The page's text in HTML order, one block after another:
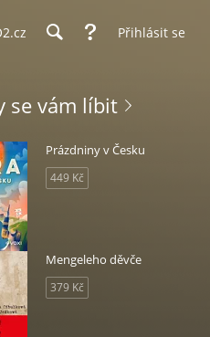
Přihlásit se
se vám líbit
Prázdniny v Česku
449 Kč
Mengeleho děvče
379 Kč